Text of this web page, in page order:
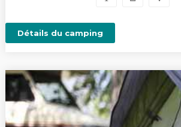
Détails du camping